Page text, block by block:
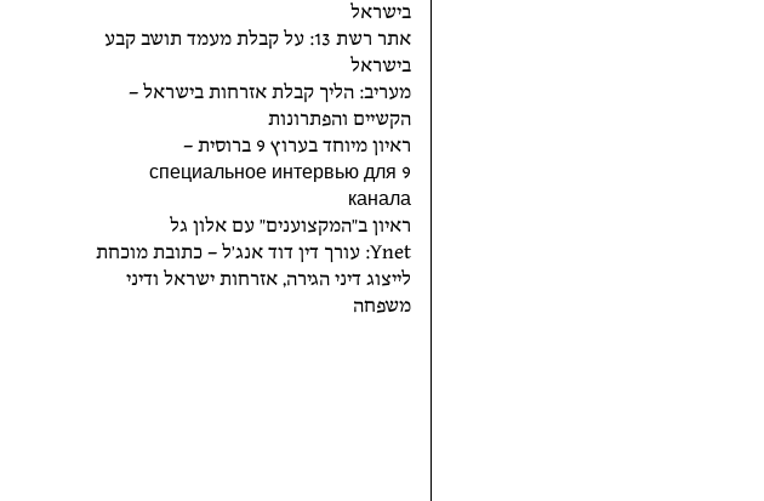
בישראל
אתר רשת 13: על קבלת מעמד תושב קבע
בישראל
מעריב: הליך קבלת אזרחות בישראל –
הקשיים והפתרונות
ראיון מיוחד בערוץ 9 ברוסית –
специальное интервью для 9
канала
ראיון ב"המקצוענים" עם אלון גל
Ynet: עורך דין דוד אנג'ל – כתובת מוכחת
לייצוג דיני הגירה, אזרחות ישראל ודיני
משפחה